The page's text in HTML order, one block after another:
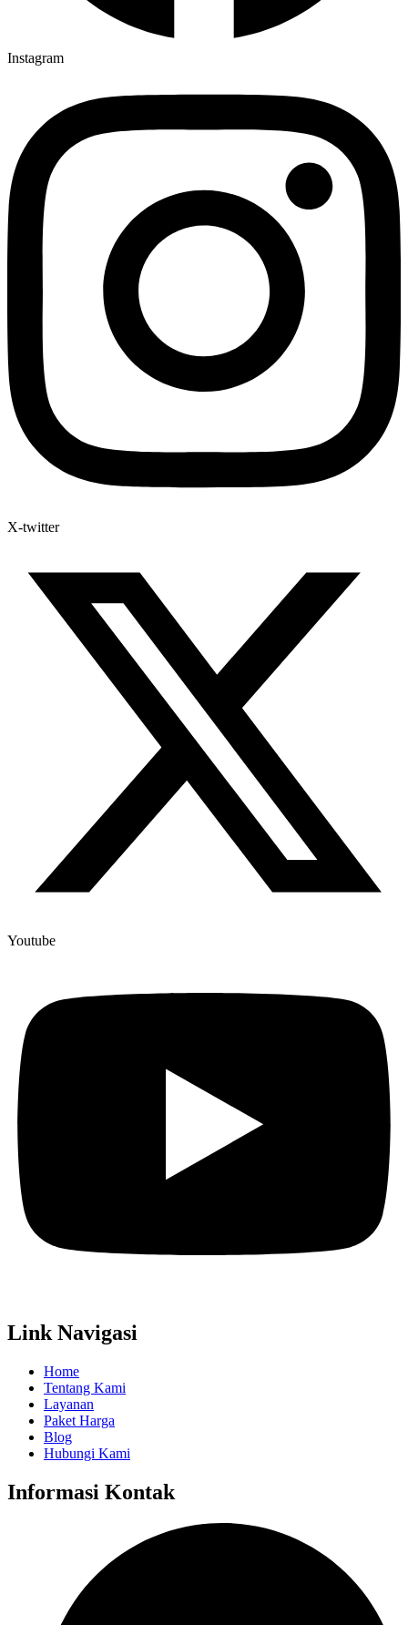
Instagram
X-twitter
Youtube
Link Navigasi
Home
Tentang Kami
Layanan
Paket Harga
Blog
Hubungi Kami
Informasi Kontak